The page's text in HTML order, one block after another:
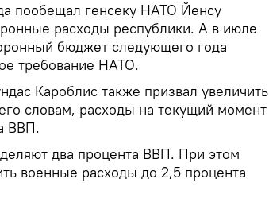
пообещал генсеку НАТО Йенсу
расходы республики. А в июле
бюджет следующего года
требование НАТО.
Кароблис также призвал увеличить
словам, расходы на текущий момент
ВВП.
два процента ВВП. При этом
военные расходы до 2,5 процента